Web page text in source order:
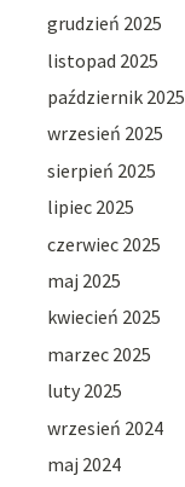
grudzień 2025
listopad 2025
październik 2025
wrzesień 2025
sierpień 2025
lipiec 2025
czerwiec 2025
maj 2025
kwiecień 2025
marzec 2025
luty 2025
wrzesień 2024
maj 2024